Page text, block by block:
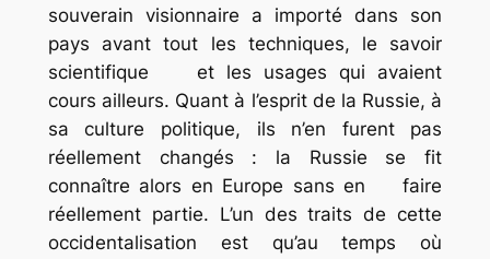
souverain visionnaire a importé dans son
pays avant tout les techniques, le savoir
scientifique et les usages qui avaient
cours ailleurs. Quant à l’esprit de la Russie, à
sa culture politique, ils n’en furent pas
réellement changés : la Russie se fit
connaître alors en Europe sans en faire
réellement partie. L’un des traits de cette
occidentalisation est qu’au temps où